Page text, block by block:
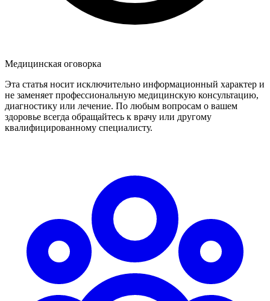
Медицинская оговорка
Эта статья носит исключительно информационный характер и
не заменяет профессиональную медицинскую консультацию,
диагностику или лечение. По любым вопросам о вашем
здоровье всегда обращайтесь к врачу или другому
квалифицированному специалисту.